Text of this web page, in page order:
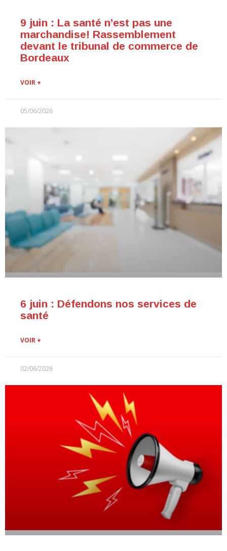
9 juin : La santé n’est pas une
marchandise! Rassemblement
devant le tribunal de commerce de
Bordeaux
VOIR +
05/06/2026
6 juin : Défendons nos services de
santé
VOIR +
02/06/2026